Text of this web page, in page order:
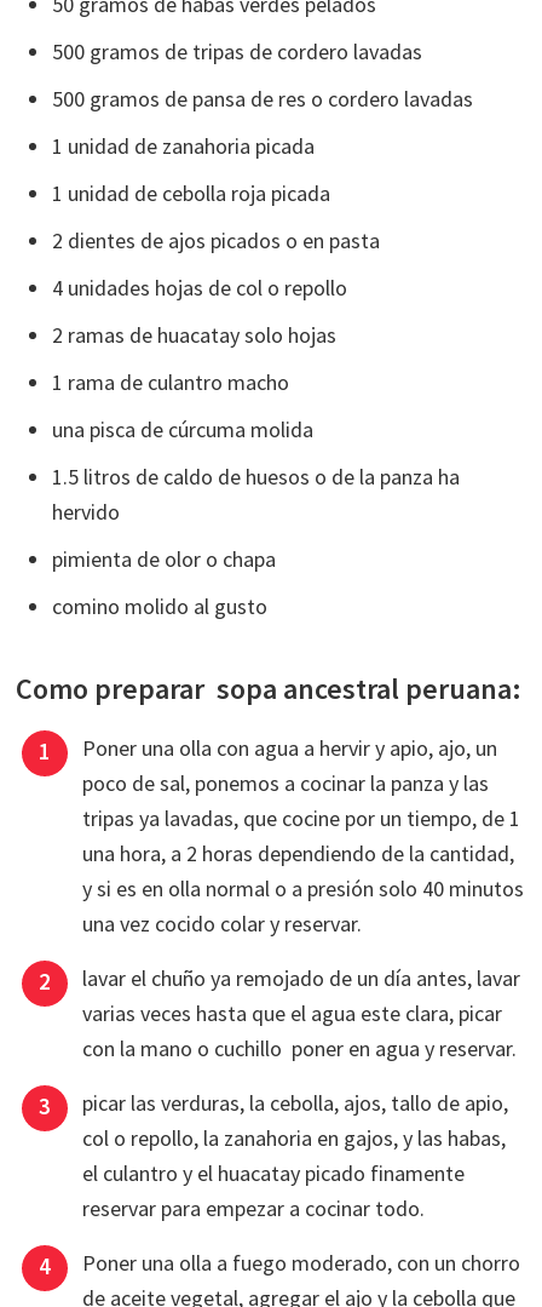
500 gramos de tripas de cordero lavadas
500 gramos de pansa de res o cordero lavadas
1 unidad de zanahoria picada
1 unidad de cebolla roja picada
2 dientes de ajos picados o en pasta
4 unidades hojas de col o repollo
2 ramas de huacatay solo hojas
1 rama de culantro macho
una pisca de cúrcuma molida
1.5 litros de caldo de huesos o de la panza ha
hervido
pimienta de olor o chapa
comino molido al gusto
Como preparar sopa ancestral peruana:
Poner una olla con agua a hervir y apio, ajo, un
poco de sal, ponemos a cocinar la panza y las
tripas ya lavadas, que cocine por un tiempo, de 1
una hora, a 2 horas dependiendo de la cantidad,
y si es en olla normal o a presión solo 40 minutos
una vez cocido colar y reservar.
lavar el chuño ya remojado de un día antes, lavar
varias veces hasta que el agua este clara, picar
con la mano o cuchillo poner en agua y reservar.
picar las verduras, la cebolla, ajos, tallo de apio,
col o repollo, la zanahoria en gajos, y las habas,
el culantro y el huacatay picado finamente
reservar para empezar a cocinar todo.
Poner una olla a fuego moderado, con un chorro
de aceite vegetal, agregar el ajo y la cebolla que